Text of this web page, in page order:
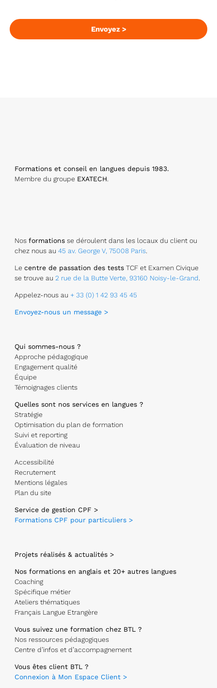
r
W
Envoyez >
Formations et conseil en langues depuis 1983.
Membre du groupe EXATECH.
Nos formations se déroulent dans les locaux du client ou
chez nous au 45 av. George V, 75008 Paris.
Le centre de passation des tests TCF et Examen Civique
se trouve au 2 rue de la Butte Verte, 93160 Noisy-le-Grand.
Appelez-nous au + 33 (0) 1 42 93 45 45
Envoyez-nous un message >
Qui sommes-nous ?
Approche pédagogique
Engagement qualité
Équipe
Témoignages clients
Quelles sont nos services en langues ?
Stratégie
Optimisation du plan de formation
Suivi et reporting
Évaluation de niveau
Accessibilité
Recrutement
Mentions légales
Plan du site
Service de gestion CPF >
Formations CPF pour particuliers >
Projets réalisés & actualités >
Nos formations en anglais et 20+ autres langues
Coaching
Spécifique métier
Ateliers thématiques
Français Langue Etrangère
Vous suivez une formation chez BTL ?
Nos ressources pédagogiques
Centre d’infos et d’accompagnement
Vous êtes client BTL ?
Connexion à Mon Espace Client >